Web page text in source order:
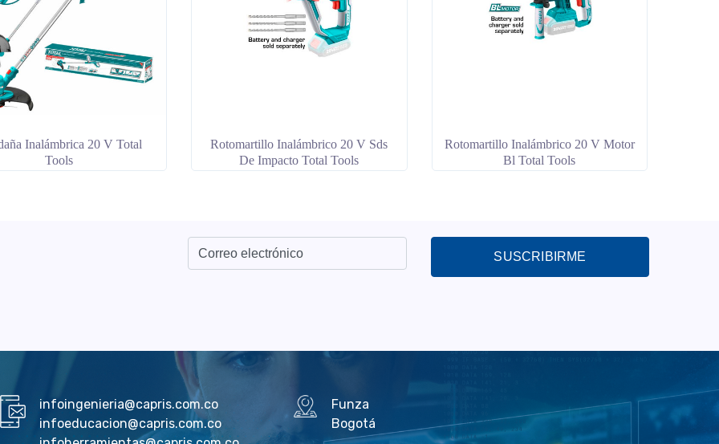
Inalámbrica 20 V Total
Tools
Rotomartillo Inalámbrico 20 V Sds
De Impacto Total Tools
Rotomartillo Inalámbrico 20 V Motor
Bl Total Tools
SUSCRIBIRME
infoingenieria@capris.com.co
infoeducacion@capris.com.co
Funza
Bogotá